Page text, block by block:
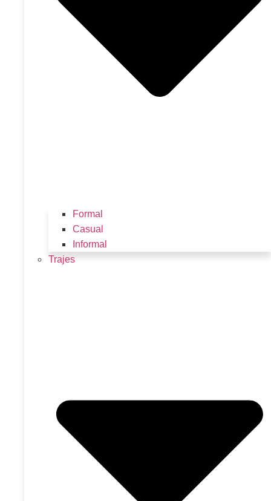
Formal
Casual
Informal
Trajes